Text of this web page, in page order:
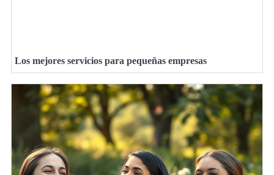
Los mejores servicios para pequeñas empresas